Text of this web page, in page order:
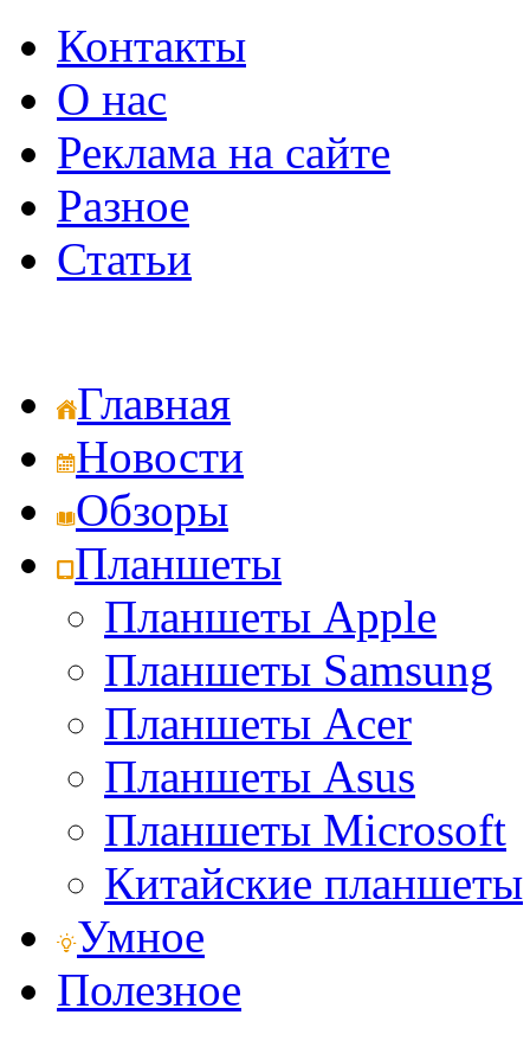
Контакты
О нас
Реклама на сайте
Разное
Статьи
Главная
Новости
Обзоры
Планшеты
Планшеты Apple
Планшеты Samsung
Планшеты Acer
Планшеты Asus
Планшеты Microsoft
Китайские планшеты
Умное
Полезное